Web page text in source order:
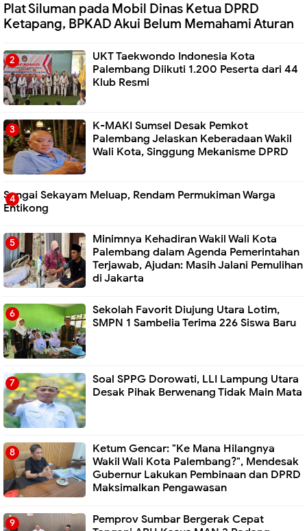
Plat Siluman pada Mobil Dinas Ketua DPRD
Ketapang, BPKAD Akui Belum Memahami Aturan
UKT Taekwondo Indonesia Kota
Palembang Diikuti 1.200 Peserta dari 44
Klub Resmi
K-MAKI Sumsel Desak Pemkot
Palembang Jelaskan Keberadaan Wakil
Wali Kota, Singgung Mekanisme DPRD
Sungai Sekayam Meluap, Rendam Permukiman Warga
Entikong
Minimnya Kehadiran Wakil Wali Kota
Palembang dalam Agenda Pemerintahan
Terjawab, Ajudan: Masih Jalani Pemulihan
di Jakarta
Sekolah Favorit Diujung Utara Lotim,
SMPN 1 Sambelia Terima 226 Siswa Baru ‎
Soal SPPG Dorowati, LLI Lampung Utara
Desak Pihak Berwenang Tidak Main Mata
Ketum Gencar: "Ke Mana Hilangnya
Wakil Wali Kota Palembang?", Mendesak
Gubernur Lakukan Pembinaan dan DPRD
Maksimalkan Pengawasan
Pemprov Sumbar Bergerak Cepat